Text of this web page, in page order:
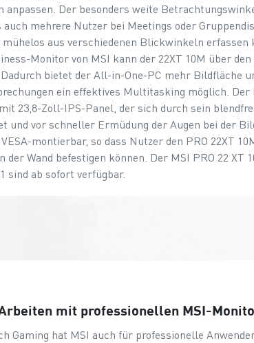
anpassen. Der besonders weite
mehrere Nutzer bei Meetings oder
aus verschiedenen Blickwinkeln erfassen
Monitor von MSI kann der 22XT 10M über
bietet der All-in-One-PC mehr Bildfläche
ein effektives Multitasking möglich. Der
23,8-Zoll-IPS-Panel, der sich durch sein
und vor schneller Ermüdung der Augen bei der
montierbar, so dass Nutzer den PRO 22XT
der Wand befestigen können. Der MSI PRO 22 XT
sind ab sofort verfügbar.
mit professionellen MSI-
Gaming hat MSI auch für professionelle